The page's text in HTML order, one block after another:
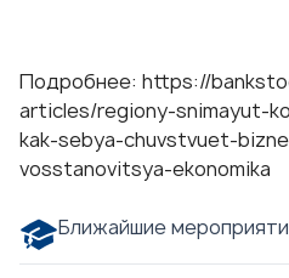
Подробнее: https://
articles/regiony-snimayut-
kak-sebya-chuvstvuet-
vosstanovitsya-ekonomika
Ближайшие